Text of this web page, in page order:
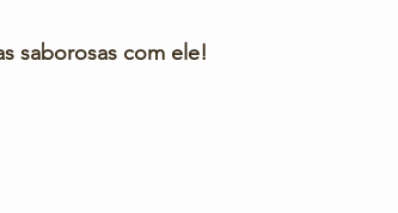
saborosas com ele!